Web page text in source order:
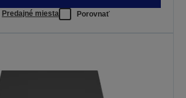
Predajné miesta Porovnať